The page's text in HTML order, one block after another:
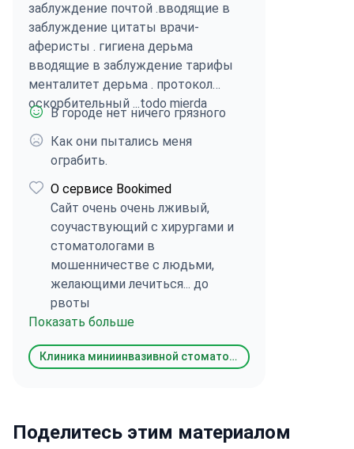
заблуждение почтой .вводящие в
заблуждение цитаты врачи-
аферисты . гигиена дерьма
вводящие в заблуждение тарифы
менталитет дерьма . протокол
оскорбительный ...todo mierda
В городе нет ничего грязного
Как они пытались меня
ограбить.
О сервисе Bookimed
Сайт очень очень лживый,
соучаствующий с хирургами и
стоматологами в
мошенничестве с людьми,
желающими лечиться... до
рвоты
Показать больше
Клиника миниинвазивной стоматологии ОМИ
Поделитесь этим материалом